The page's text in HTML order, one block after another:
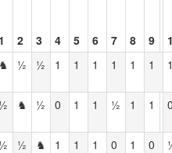
1 2 3 4 5 6 7 8 9
♞ ½ ½ 1 1 1 1 1 1
½ ♞ ½ 0 1 1 ½ 1 1
½ ½ ♞ 1 1 1 0 1 0